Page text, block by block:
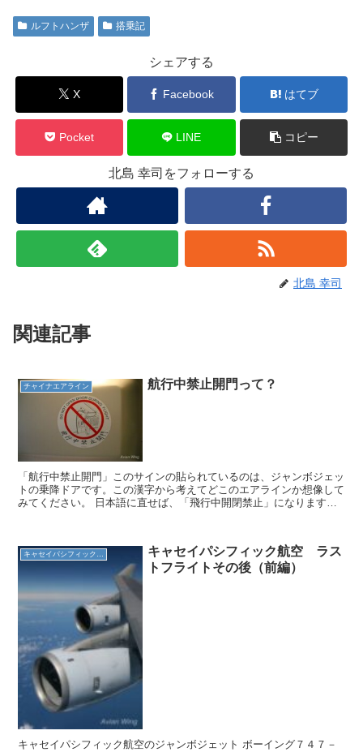
ルフトハンザ 搭乗記
シェアする
X Facebook はてブ
Pocket LINE コピー
北島 幸司をフォローする
北島 幸司
関連記事
チャイナエアライン 航行中禁止開門って？
「航行中禁止開門」このサインの貼られているのは、ジャンボジェッ
トの乗降ドアです。この漢字から考えてどこのエアラインか想像して
みてください。 日本語に直せば、「飛行中開閉禁止」になります。
キャセイパシフィック航空 ラス
トフライトその後（前編）
キャセイパシフィック航空のジャンボジェット ボーイング７４７－